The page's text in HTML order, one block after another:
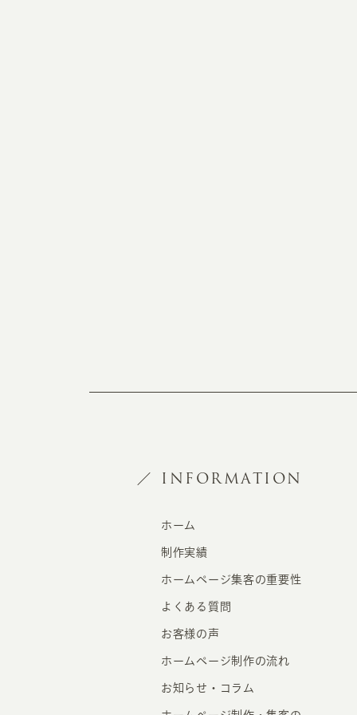
INFORMATION
ホーム
制作実績
ホームページ集客の重要性
よくある質問
お客様の声
ホームページ制作の流れ
お知らせ・コラム